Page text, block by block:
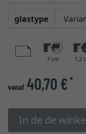
glastype
7 cm 1,2
vanaf 40,70 €*
In de de